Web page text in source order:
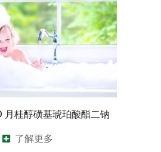
月桂醇磺基琥珀酸酯二钠
了解更多